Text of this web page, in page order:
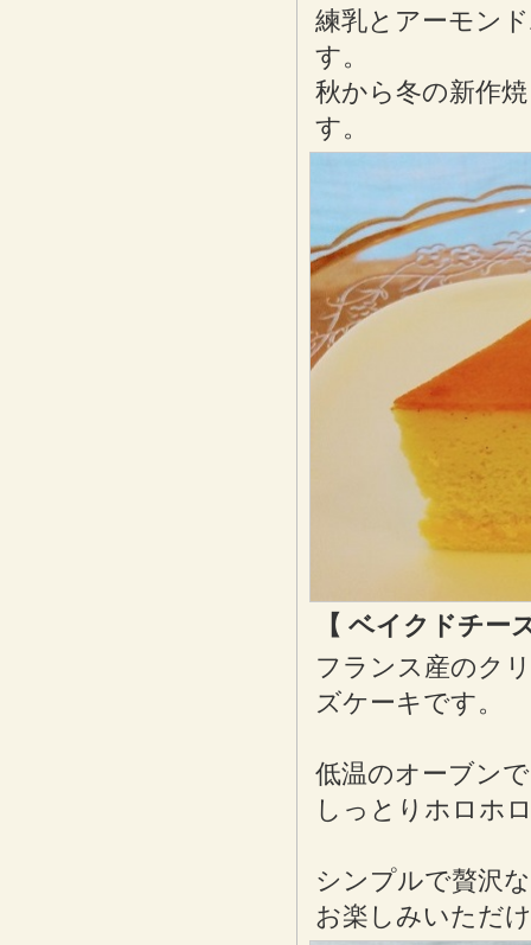
練乳とアーモン
す。
秋から冬の新作
す。
【 ベイクドチー
フランス産のク
ズケーキです。
低温のオーブン
しっとりホロホ
シンプルで贅沢
お楽しみいただ